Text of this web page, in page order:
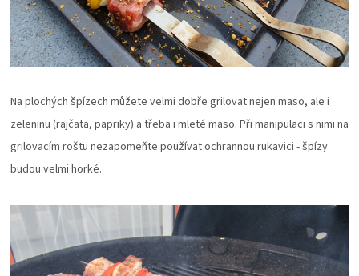
Na plochých špízech můžete velmi dobře grilovat nejen maso, ale i
zeleninu (rajčata, papriky) a třeba i mleté maso. Při manipulaci s nimi na
grilovacím roštu nezapomeňte používat ochrannou rukavici - špízy
budou velmi horké.